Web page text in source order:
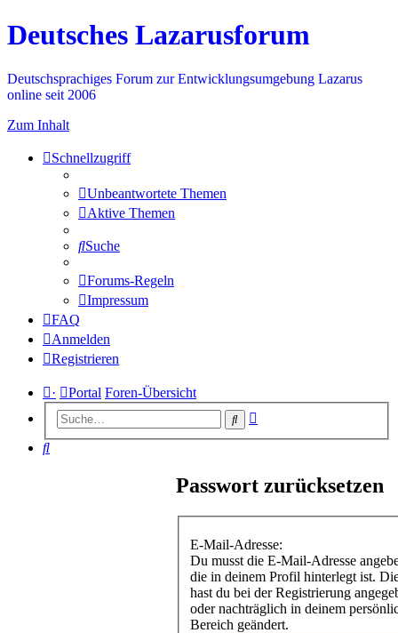
Deutsches Lazarusforum
Deutschsprachiges Forum zur Entwicklungsumgebung Lazarus
online seit 2006
Zum Inhalt
Schnellzugriff
Unbeantwortete Themen
Aktive Themen
Suche
Forums-Regeln
Impressum
FAQ
Anmelden
Registrieren
· Portal Foren-Übersicht
Suche
Suche
Passwort zurücksetzen
E-Mail-Adresse:
Du musst die E-Mail-Adresse
die in deinem Profil hinterlegt ist.
hast du bei der Registrierung
oder nachträglich in deinem
Bereich geändert.